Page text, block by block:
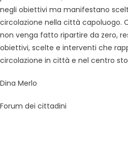
negli obiettivi ma manifestano
circolazione nella città capoluogo.
non venga fatto ripartire da zero,
obiettivi, scelte e interventi che
circolazione in città e nel centro
Dina Merlo
Forum dei cittadini